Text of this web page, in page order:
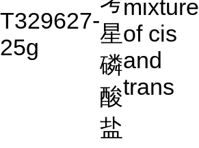
T329627-
25g
星
磷
酸
盐
mixture
of cis
and
trans